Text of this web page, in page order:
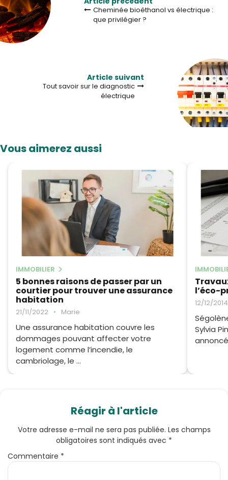
Cheminée bioéthanol vs électrique :
que privilégier ?
Article suivant
Tout savoir sur le diagnostic
électrique
Vous aimerez aussi
IMMOBILIER
5 bonnes raisons de passer par un
courtier pour trouver une assurance
habitation
21/11/2022 • Marie
Une assurance habitation couvre les
dommages pouvant affecter votre
logement comme l’incendie, le
cambriolage, le ...
l’éco-
12/12/2014
Sylvia
Réagir à l'article
Votre adresse e-mail ne sera pas publiée. Les champs
obligatoires sont indiqués avec *
Commentaire *